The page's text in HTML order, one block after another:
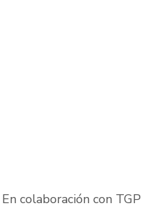
En colaboración con TGP